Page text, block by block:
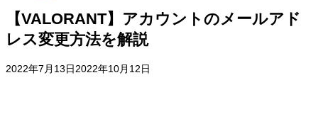
【VALORANT】アカウントのメールアド
レス変更方法を解説
2022年7月13日2022年10月12日